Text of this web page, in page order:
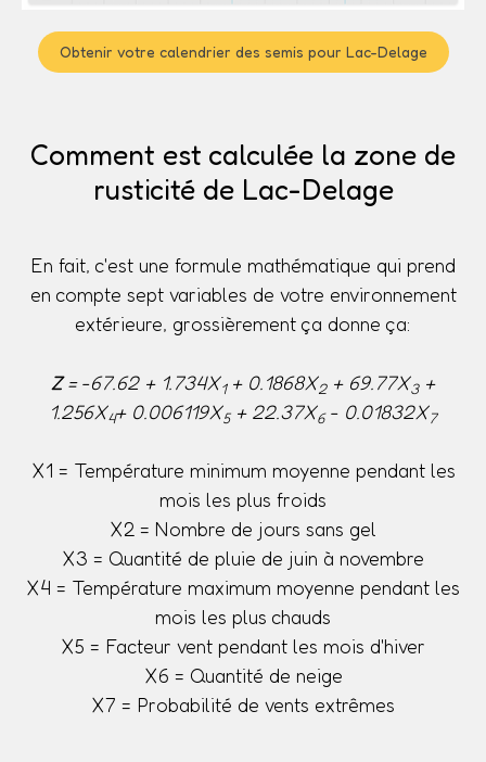
Obtenir votre calendrier des semis pour Lac-Delage
Comment est calculée la zone de
rusticité de Lac-Delage
En fait, c'est une formule mathématique qui prend
en compte sept variables de votre environnement
extérieure, grossièrement ça donne ça:
Z= -67.62 + 1.734X1+ 0.1868X2+ 69.77X3+
1.256X4+ 0.006119X5+ 22.37X6- 0.01832X7
X1 = Température minimum moyenne pendant les
mois les plus froids
X2 = Nombre de jours sans gel
X3 = Quantité de pluie de juin à novembre
X4 = Température maximum moyenne pendant les
mois les plus chauds
X5 = Facteur vent pendant les mois d'hiver
X6 = Quantité de neige
X7 = Probabilité de vents extrêmes